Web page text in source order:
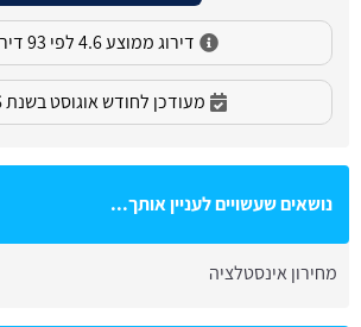
דירוג ממוצע 4.6 לפי 93 דירוגים
מעודכן לחודש אוגוסט בשנת 2026
נושאים שעשויים לעניין אותך...
מחירון אינסטלציה